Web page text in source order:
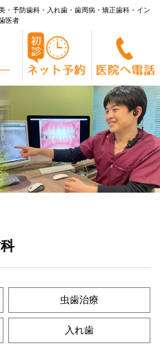
・予防歯科・入れ歯・歯周病・矯正歯科・イン
医者
虫歯治療
入れ歯